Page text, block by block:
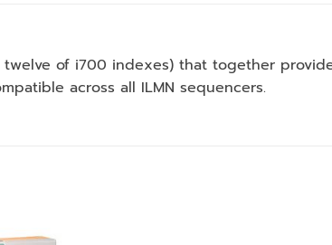
of i700 indexes) that together
across all ILMN sequencers.